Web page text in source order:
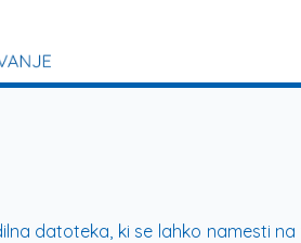
datoteka, ki se lahko namesti